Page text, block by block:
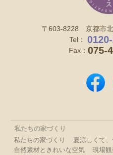
〒603-8228 京都市
Tel：
Fax： 075-
私たちの家づくり
私たちの家づくり
夏涼しくて
自然素材ときれいな空気
現場